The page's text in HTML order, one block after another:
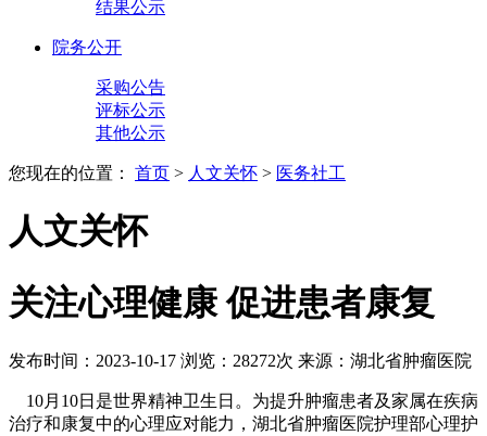
结果公示
院务公开
采购公告
评标公示
其他公示
您现在的位置： 首页 > 人文关怀 > 医务社工
人文关怀
关注心理健康 促进患者康复
发布时间：2023-10-17 浏览：28272次 来源：湖北省肿瘤医院
10月10日是世界精神卫生日。为提升肿瘤患者及家属在疾病
治疗和康复中的心理应对能力，湖北省肿瘤医院护理部心理护